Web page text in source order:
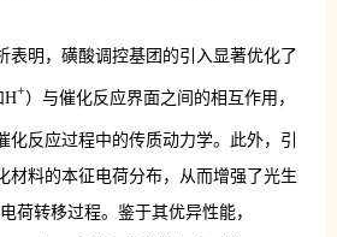
表明，磺酸调控基团的引入显著优化了
H+）与催化反应界面之间的相互作用，
化反应过程中的传质动力学。此外，引
材料的本征电荷分布，从而增强了光生
荷转移过程。鉴于其优异性能，